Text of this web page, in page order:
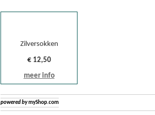
Zilversokken
€ 12,50
meer info
powered bymyShop.com